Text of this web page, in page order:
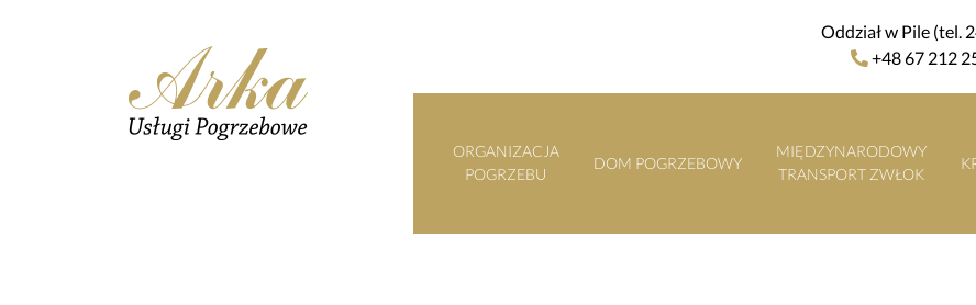
Oddział w Pile (tel.
+48 67 212
ORGANIZACJA
POGRZEBU
DOM POGRZEBOWY
MIĘDZYNARODOWY
TRANSPORT ZWŁOK